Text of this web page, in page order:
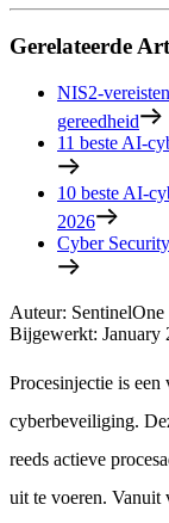
Gerelateerde
NIS2-
gereedheid
11 beste AI-
10 beste AI-
2026
Cyber
Auteur: SentinelOne
Bijgewerkt: January
Procesinjectie is
cyberbeveiliging.
reeds actieve
uit te voeren. Vanuit